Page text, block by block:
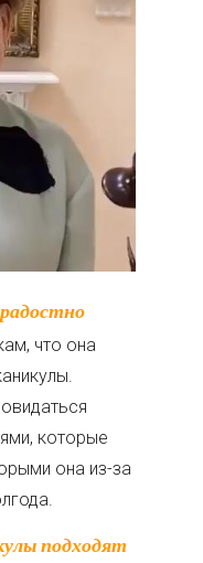
что она
которые
она из-за